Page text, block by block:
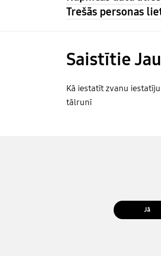
Trešās personas
Saistītie
Kā iestatīt zvanu
tālrunī
Jā